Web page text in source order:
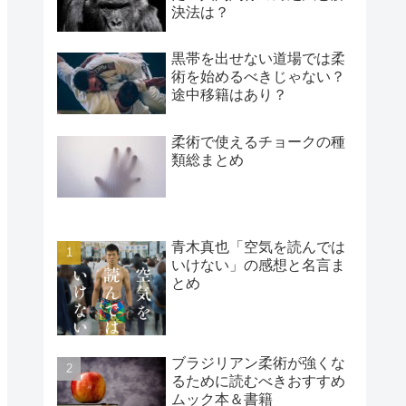
決法は？
黒帯を出せない道場では柔
術を始めるべきじゃない？
途中移籍はあり？
柔術で使えるチョークの種
類総まとめ
青木真也「空気を読んでは
いけない」の感想と名言ま
とめ
ブラジリアン柔術が強くな
るために読むべきおすすめ
ムック本＆書籍